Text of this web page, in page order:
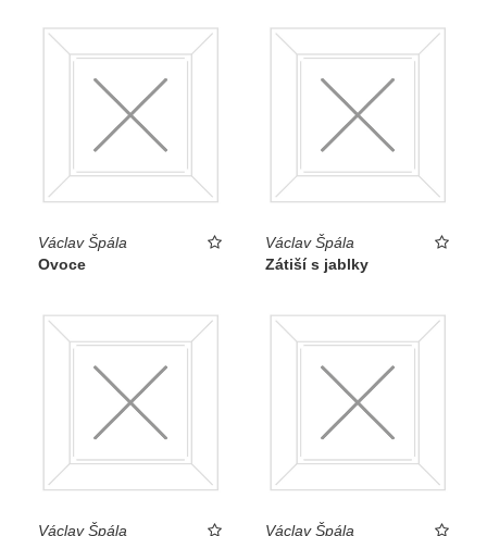
Václav Špála
Ovoce
Václav Špála
Zátiší s jablky
Václav Špála
Václav Špála